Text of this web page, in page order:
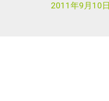
2011年9月10日